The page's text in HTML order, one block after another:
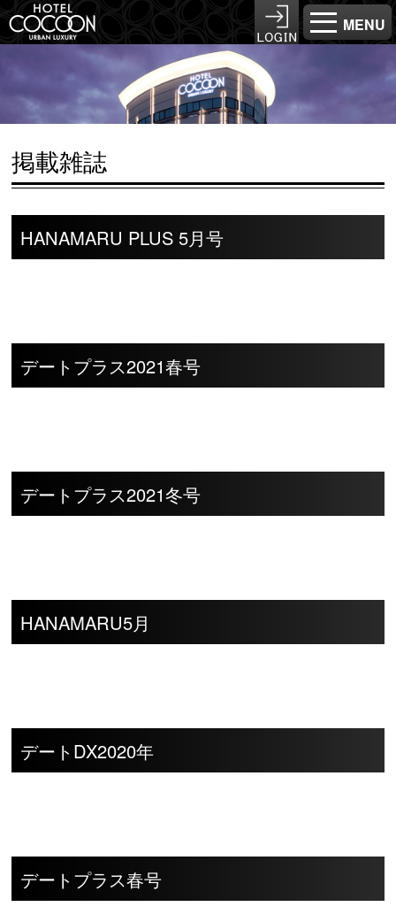
MENU
掲載雑誌
HANAMARU PLUS 5月号
デートプラス2021春号
デートプラス2021冬号
HANAMARU5月
デートDX2020年
デートプラス春号